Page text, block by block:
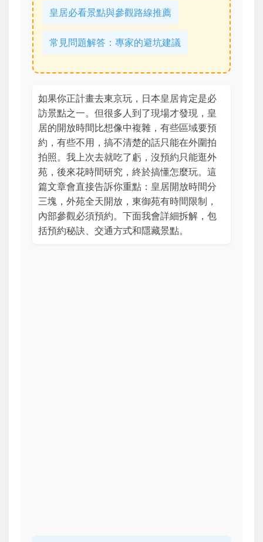
皇居必看景點與參觀路線推薦
常見問題解答：專家的避坑建議
如果你正計畫去東京玩，日本皇居肯定是必
訪景點之一。但很多人到了現場才發現，皇
居的開放時間比想像中複雜，有些區域要預
約，有些不用，搞不清楚的話只能在外圍拍
拍照。我上次去就吃了虧，沒預約只能逛外
苑，後來花時間研究，終於搞懂怎麼玩。這
篇文章會直接告訴你重點：皇居開放時間分
三塊，外苑全天開放，東御苑有時間限制，
內部參觀必須預約。下面我會詳細拆解，包
括預約秘訣、交通方式和隱藏景點。